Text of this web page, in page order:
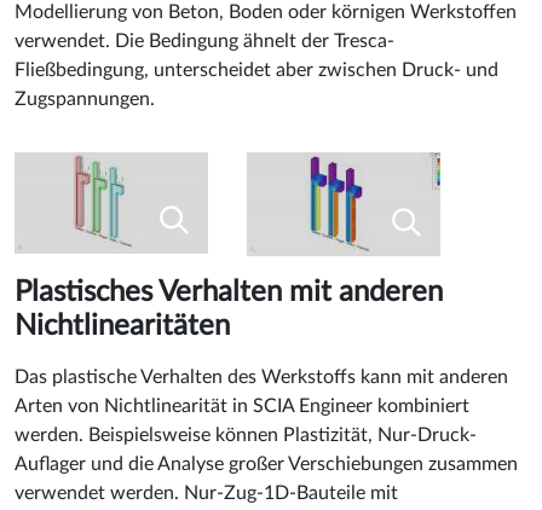
Modellierung von Beton, Boden oder körnigen Werkstoffen
verwendet. Die Bedingung ähnelt der Tresca-
Fließbedingung, unterscheidet aber zwischen Druck- und
Zugspannungen.
Plastisches Verhalten mit anderen
Nichtlinearitäten
Das plastische Verhalten des Werkstoffs kann mit anderen
Arten von Nichtlinearität in SCIA Engineer kombiniert
werden. Beispielsweise können Plastizität, Nur-Druck-
Auflager und die Analyse großer Verschiebungen zusammen
verwendet werden. Nur-Zug-1D-Bauteile mit